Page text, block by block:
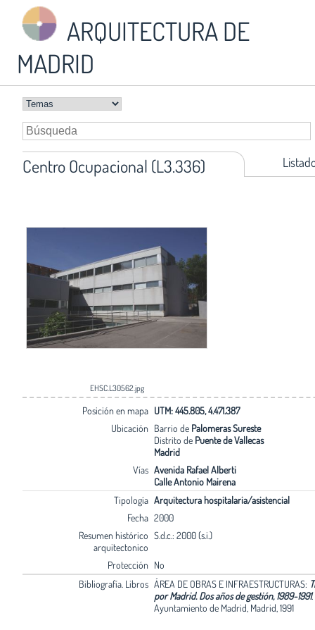
ARQUITECTURA DE
MADRID
Centro Ocupacional (L3.336)
EHSC.L30562.jpg
Posición en mapa UTM: 445.805, 4.471.387
Ubicación Barrio de Palomeras Sureste
Distrito de Puente de Vallecas
Madrid
Vías Avenida Rafael Alberti
Calle Antonio Mairena
Tipología Arquitectura hospitalaria/asistencial
Fecha 2000
Resumen histórico
arquitectonico
S.d.c.: 2000 (s.i.)
Protección No
Bibliografía. Libros ÁREA DE OBRAS E INFRAESTRUCTURAS:
por Madrid. Dos años de gestión, 1989-1991.
Ayuntamiento de Madrid, Madrid, 1991